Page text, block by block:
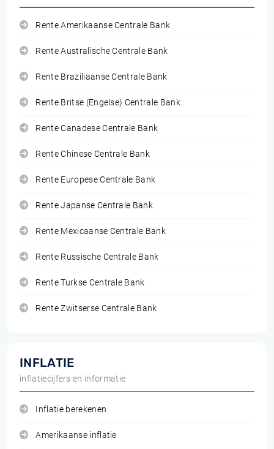
Rente Amerikaanse Centrale Bank
Rente Australische Centrale Bank
Rente Braziliaanse Centrale Bank
Rente Britse (Engelse) Centrale Bank
Rente Canadese Centrale Bank
Rente Chinese Centrale Bank
Rente Europese Centrale Bank
Rente Japanse Centrale Bank
Rente Mexicaanse Centrale Bank
Rente Russische Centrale Bank
Rente Turkse Centrale Bank
Rente Zwitserse Centrale Bank
INFLATIE
inflatiecijfers en informatie
Inflatie berekenen
Amerikaanse inflatie